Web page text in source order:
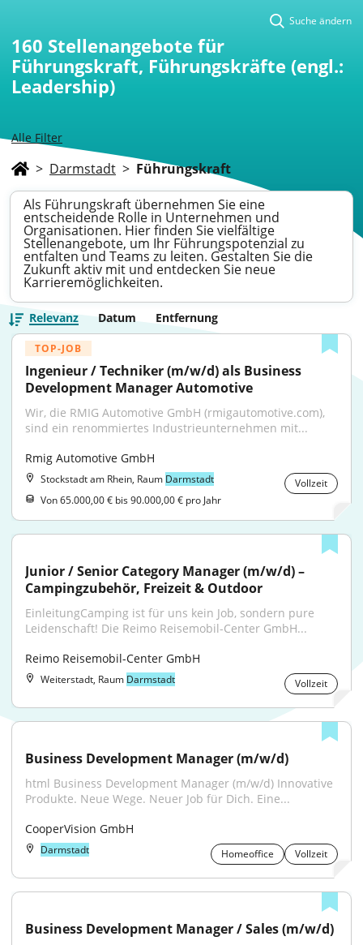
Alle Filter
Suche ändern
160 Stellenangebote für
Führungskraft, Führungskräfte (engl.:
Leadership)
> Darmstadt > Führungskraft
Als Führungskraft übernehmen Sie eine
entscheidende Rolle in Unternehmen und
Organisationen. Hier finden Sie vielfältige
Stellenangebote, um Ihr Führungspotenzial zu
entfalten und Teams zu leiten. Gestalten Sie die
Zukunft aktiv mit und entdecken Sie neue
Karrieremöglichkeiten.
Relevanz Datum Entfernung
TOP-JOB
Ingenieur / Techniker (m/w/d) als Business
Development Manager Automotive
Wir, die RMIG Automotive GmbH (rmigautomotive.com),
sind ein renommiertes Industrieunternehmen mit...
Rmig Automotive GmbH
Stockstadt am Rhein, Raum Darmstadt
Vollzeit
Von 65.000,00 € bis 90.000,00 € pro Jahr
Junior / Senior Category Manager (m/w/d) –
Campingzubehör, Freizeit & Outdoor
EinleitungCamping ist für uns kein Job, sondern pure
Leidenschaft! Die Reimo Reisemobil-Center GmbH...
Reimo Reisemobil-Center GmbH
Weiterstadt, Raum Darmstadt Vollzeit
Business Development Manager (m/w/d)
html Business Development Manager (m/w/d) Innovative
Produkte. Neue Wege. Neuer Job für Dich. Eine...
CooperVision GmbH
Darmstadt Homeoffice Vollzeit
Business Development Manager / Sales (m/w/d)